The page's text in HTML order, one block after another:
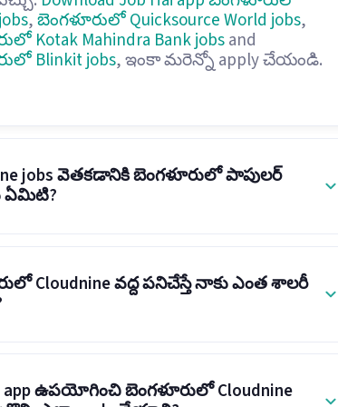
,బెంగళూరులో Quicksource World jobs,
Kotak Mahindra Bank jobsand
Blinkit jobs, ఇంకా మరెన్నో apply చేయండి.
jobs వెతకడానికి బెంగళూరులో పాపులర్
ఏమిటి?
Cloudnine వద్ద పనిచేస్తే నాకు ఎంత శాలరీ
app ఉపయోగించి బెంగళూరులో Cloudnine